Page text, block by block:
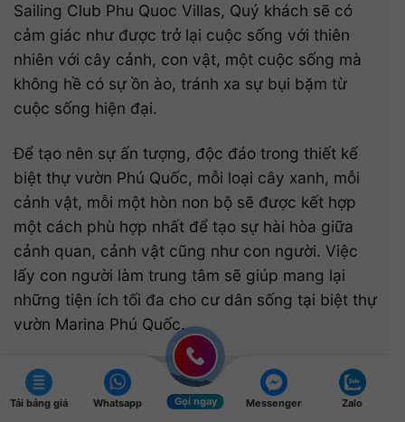
Sailing Club Phu Quoc Villas, Quý khách sẽ có
cảm giác như được trở lại cuộc sống với thiên
nhiên với cây cảnh, con vật, một cuộc sống mà
không hề có sự ồn ào, tránh xa sự bụi bặm từ
cuộc sống hiện đại.
Để tạo nên sự ấn tượng, độc đáo trong thiết kế
biệt thự vườn Phú Quốc, mỗi loại cây xanh, mỗi
cảnh vật, mỗi một hòn non bộ sẽ được kết hợp
một cách phù hợp nhất để tạo sự hài hòa giữa
cảnh quan, cảnh vật cũng như con người. Việc
lấy con người làm trung tâm sẽ giúp mang lại
những tiện ích tối đa cho cư dân sống tại biệt thự
vườn Marina Phú Quốc.
Tải bảng giá Whatsapp Gọi ngay Messenger Zalo